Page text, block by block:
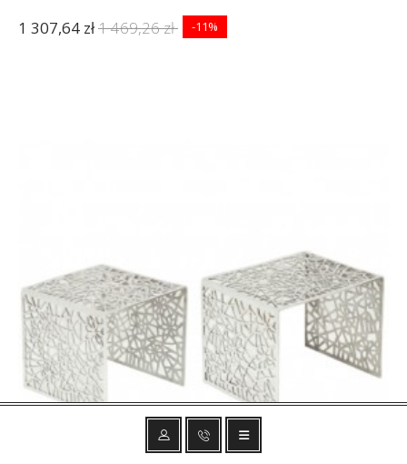
1 307,64 zł1 469,26 zł -11%